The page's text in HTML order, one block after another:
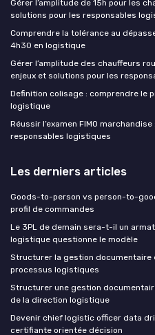
Gérer l’amplitude de 15h pour les
solutions pour les responsables
Comprendre la tolérance au
4h30 en logistique
Gérer l’amplitude des chauffeurs
enjeux et solutions pour les
Definition colisage : comprendre le
logistique
Réussir l’examen FIMO
responsables logistiques
Les derniers articles
Goods-to-person vs person-to-
profil de commandes
Le 3PL de demain sera-t-il un
logistique questionne le modèle
Structurer la gestion documentaire
processus logistiques
Structurer une gestion
de la direction logistique
Devenir chief logistic officer data
certifiante orientée décision